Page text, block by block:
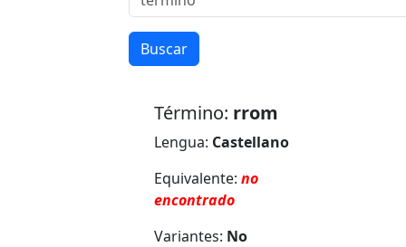
Buscar
Término: rrom
Lengua: Castellano
Equivalente: no
encontrado
Variantes: No